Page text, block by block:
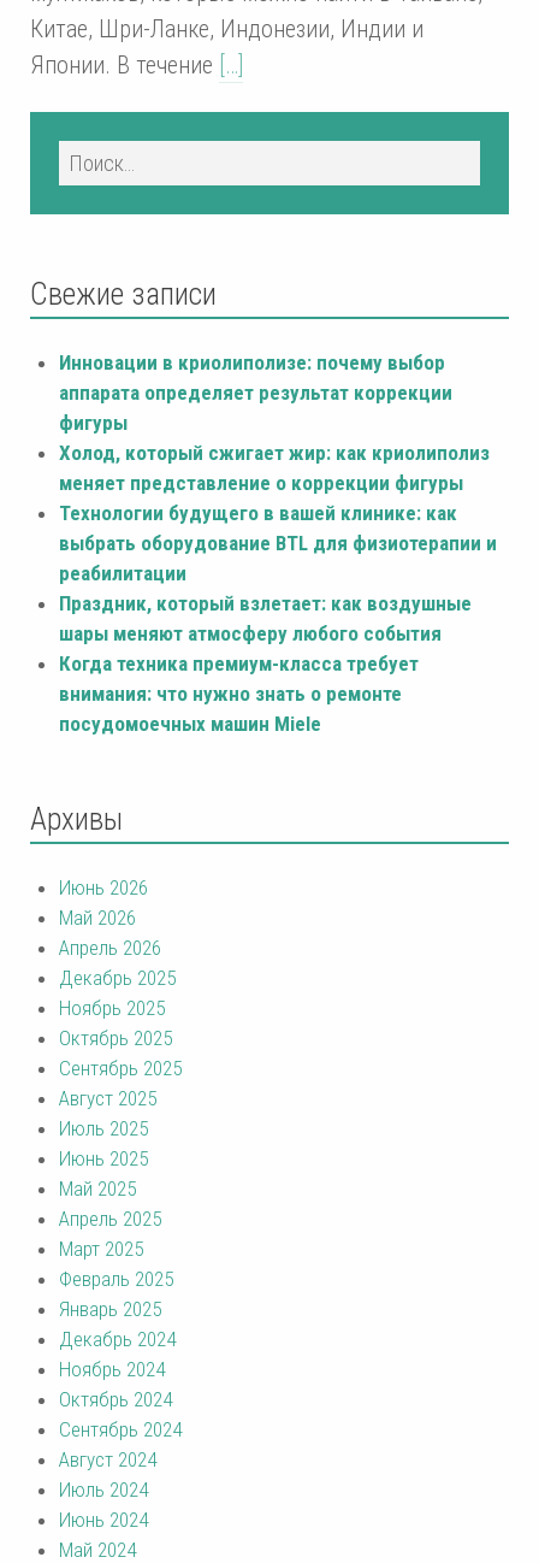
Китае, Шри-Ланке, Индонезии, Индии и
Японии. В течение […]
Свежие записи
Инновации в криолиполизе: почему выбор
аппарата определяет результат коррекции
фигуры
Холод, который сжигает жир: как криолиполиз
меняет представление о коррекции фигуры
Технологии будущего в вашей клинике: как
выбрать оборудование BTL для физиотерапии и
реабилитации
Праздник, который взлетает: как воздушные
шары меняют атмосферу любого события
Когда техника премиум-класса требует
внимания: что нужно знать о ремонте
посудомоечных машин Miele
Архивы
Июнь 2026
Май 2026
Апрель 2026
Декабрь 2025
Ноябрь 2025
Октябрь 2025
Сентябрь 2025
Август 2025
Июль 2025
Июнь 2025
Май 2025
Апрель 2025
Март 2025
Февраль 2025
Январь 2025
Декабрь 2024
Ноябрь 2024
Октябрь 2024
Сентябрь 2024
Август 2024
Июль 2024
Июнь 2024
Май 2024